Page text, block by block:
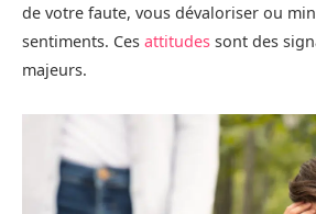
de votre faute, vous dévaloriser ou
sentiments. Ces attitudes sont des
majeurs.